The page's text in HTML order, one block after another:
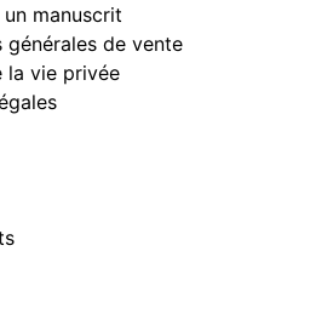
manuscrit
générales de vente
la vie privée